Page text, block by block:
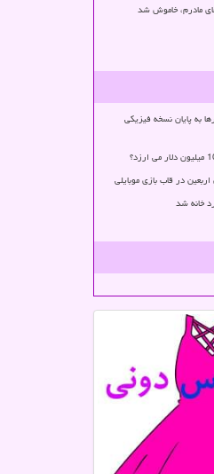
مادرم، خاموش شد
به پایان نسخه فیزیکی
در قاب بازی موبایلی
خانه شد